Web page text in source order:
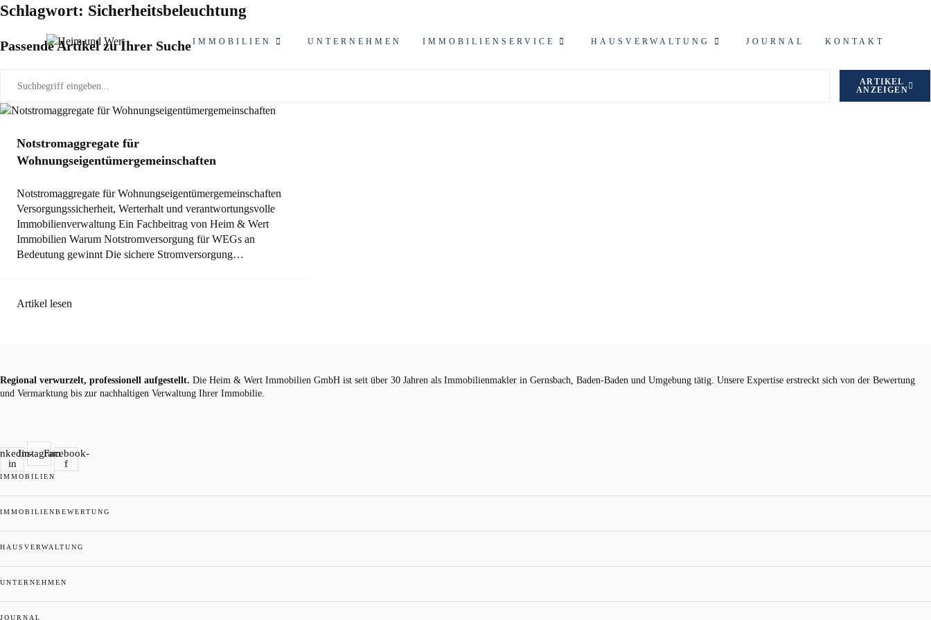
Zum
Inhalt
IMMOBILIEN UNTERNEHMEN IMMOBILIENSERVICE HAUSVERWALTUNG JOURNAL KONTAKT
Schlagwort: Sicherheitsbeleuchtung
Passende Artikel zu Ihrer Suche
ARTIKEL
ANZEIGEN
Notstromaggregate für
Wohnungseigentümergemeinschaften
Notstromaggregate für Wohnungseigentümergemeinschaften
Versorgungssicherheit, Werterhalt und verantwortungsvolle
Immobilienverwaltung Ein Fachbeitrag von Heim & Wert
Immobilien Warum Notstromversorgung für WEGs an
Bedeutung gewinnt Die sichere Stromversorgung…
Artikel lesen
Regional verwurzelt, professionell aufgestellt. Die Heim & Wert Immobilien GmbH ist seit über 30 Jahren als Immobilienmakler in Gernsbach, Baden-Baden und Umgebung tätig. Unsere Expertise erstreckt sich von der Bewertung
und Vermarktung bis zur nachhaltigen Verwaltung Ihrer Immobilie.
in
InstagramFacebook-
f
IMMOBILIEN
IMMOBILIENBEWERTUNG
HAUSVERWALTUNG
UNTERNEHMEN
JOURNAL